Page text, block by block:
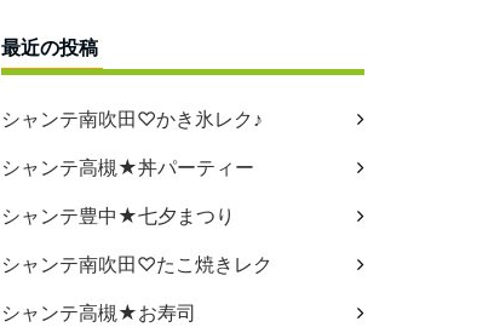
最近の投稿
シャンテ南吹田♡かき氷レク♪
シャンテ高槻★丼パーティー
シャンテ豊中★七夕まつり
シャンテ南吹田♡たこ焼きレク
シャンテ高槻★お寿司